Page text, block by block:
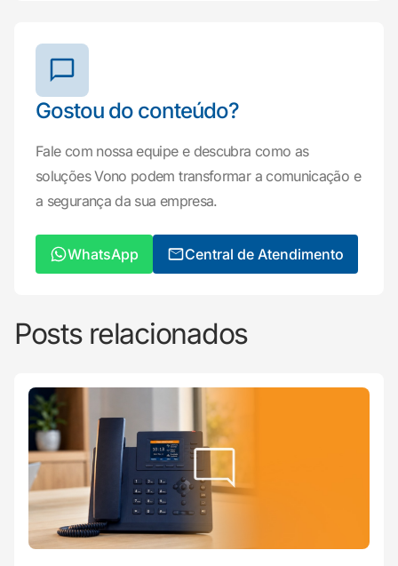
Gostou do conteúdo?
Fale com nossa equipe e descubra como as
soluções Vono podem transformar a comunicação e
a segurança da sua empresa.
WhatsApp Central de Atendimento
Posts relacionados